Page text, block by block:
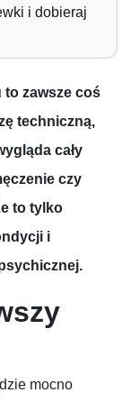
i dobieraj
to zawsze coś
techniczną,
cały
czy
to tylko
i
mocno